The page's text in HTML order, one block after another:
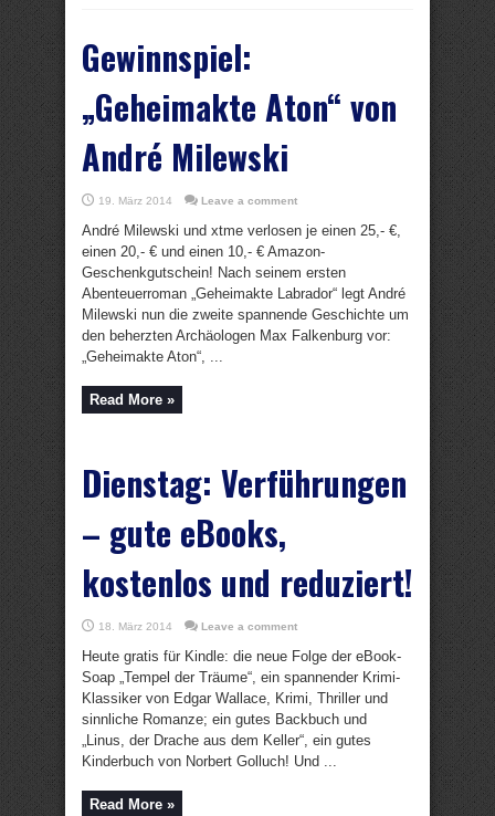
Gewinnspiel:
„Geheimakte Aton“ von
André Milewski
19. März 2014 Leave a comment
André Milewski und xtme verlosen je einen 25,- €,
einen 20,- € und einen 10,- € Amazon-
Geschenkgutschein! Nach seinem ersten
Abenteuerroman „Geheimakte Labrador“ legt André
Milewski nun die zweite spannende Geschichte um
den beherzten Archäologen Max Falkenburg vor:
„Geheimakte Aton“, ...
Read More »
Dienstag: Verführungen
– gute eBooks,
kostenlos und reduziert!
18. März 2014 Leave a comment
Heute gratis für Kindle: die neue Folge der eBook-
Soap „Tempel der Träume“, ein spannender Krimi-
Klassiker von Edgar Wallace, Krimi, Thriller und
sinnliche Romanze; ein gutes Backbuch und
„Linus, der Drache aus dem Keller“, ein gutes
Kinderbuch von Norbert Golluch! Und ...
Read More »